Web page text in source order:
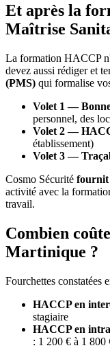
Et après la
Maîtrise
La formation HACCP
devez aussi rédiger et
(PMS) qui formalise
Volet 1 —
personnel, des
Volet 2 —
établissement)
Volet 3 —
Cosmo Sécurité fournit
activité avec la
travail.
Combien
Martinique ?
Fourchettes constatées
HACCP en
stagiaire
HACCP en
: 1 200 € à 1 800